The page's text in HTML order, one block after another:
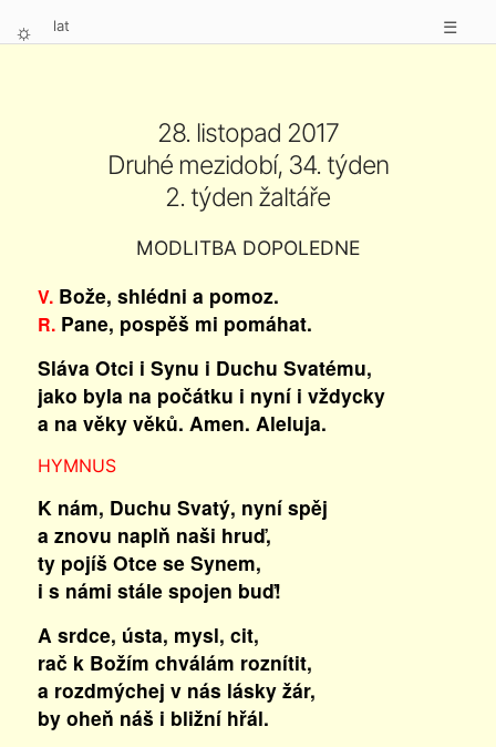
⛭ lat ☰
28. listopad 2017
Druhé mezidobí, 34. týden
2. týden žaltáře
MODLITBA DOPOLEDNE
V.Bože, shlédni a pomoz.
R.Pane, pospěš mi pomáhat.
Sláva Otci i Synu i Duchu Svatému,
jako byla na počátku i nyní i vždycky
a na věky věků. Amen. Aleluja.
HYMNUS
K nám, Duchu Svatý, nyní spěj
a znovu naplň naši hruď,
ty pojíš Otce se Synem,
i s námi stále spojen buď!
A srdce, ústa, mysl, cit,
rač k Božím chválám roznítit,
a rozdmýchej v nás lásky žár,
by oheň náš i bližní hřál.